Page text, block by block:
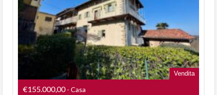
Vendita
€155.000,00- Casa